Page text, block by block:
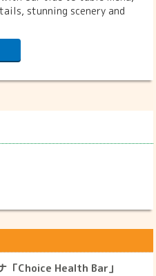
stunning scenery and
「Choice Health Bar」